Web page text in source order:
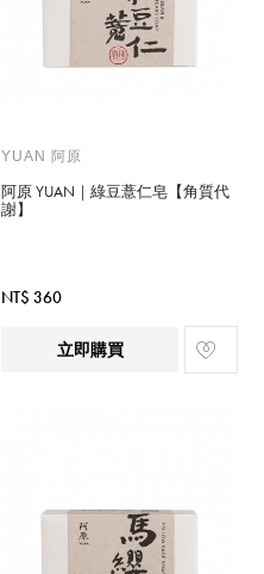
YUAN 阿原
阿原 YUAN｜綠豆薏仁皂【角質代
謝】
NT$ 360
立即購買